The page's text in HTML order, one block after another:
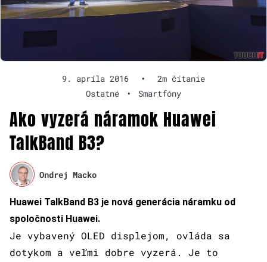
9. apríla 2016 •
2m čítanie
Ostatné
• Smartfóny
Ako vyzerá náramok Huawei
TalkBand B3?
Ondrej Macko
Huawei TalkBand B3 je nová generácia náramku od
spoločnosti Huawei.
Je vybavený OLED displejom, ovláda sa
dotykom a veľmi dobre vyzerá. Je to